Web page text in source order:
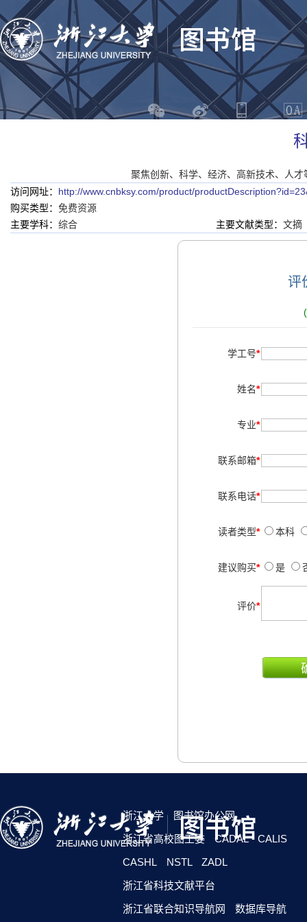
聚焦创新、科学、经济、高新技术、人
访问网址： http://www.cnbksy.com/product/
购买类型： 免费资源
主要学科： 综合 主要文献类型： 文摘
评
学工号*
姓名*
专业*
联系邮箱*
联系电话*
读者类型* 本科
建议购买* 是
评价*
浙江大学
图书馆办公网
浙江省高校图工委
CADAL
CALIS
CASHL
NSTL
ZADL
浙江省科技文献平台
浙江省联合知识导航网
数据库导航